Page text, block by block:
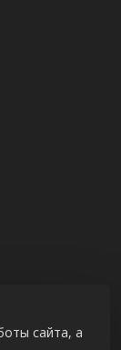
сайта, а